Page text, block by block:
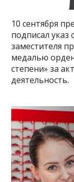
10 сентября
подписал указ
заместителя
медалью
степени» за
деятельность.